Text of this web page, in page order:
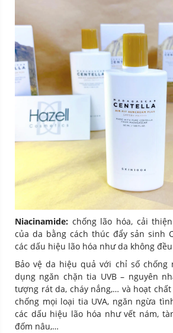
Niacinamide: chống lão hóa, cải
của da bằng cách thúc đẩy sản sinh
các dấu hiệu lão hóa như da không
Bảo vệ da hiệu quả với chỉ số chống
dụng ngăn chặn tia UVB – nguyên
tượng rát da, cháy nắng,… và hoạt chất
chống mọi loại tia UVA, ngăn ngừa
các dấu hiệu lão hóa như vết nám,
đốm nâu,…